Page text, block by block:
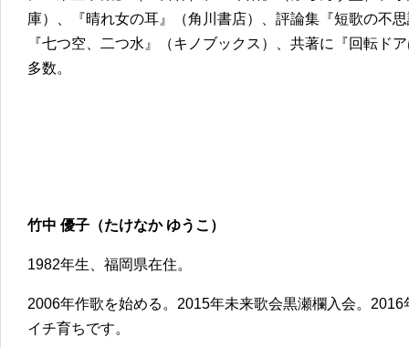
庫）、『晴れ女の耳』（角川書店）、評論集『短歌の不
『七つ空、二つ水』（キノブックス）、共著に『回転ド
多数。
竹中 優子（たけなか ゆうこ）
1982年生、福岡県在住。
2006年作歌を始める。2015年未来歌会黒瀬欄入会。
イチ育ちです。